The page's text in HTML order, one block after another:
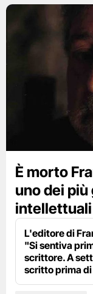
È morto
uno dei
L'editore di
"Si sentiva
scrittore. A
scritto prima